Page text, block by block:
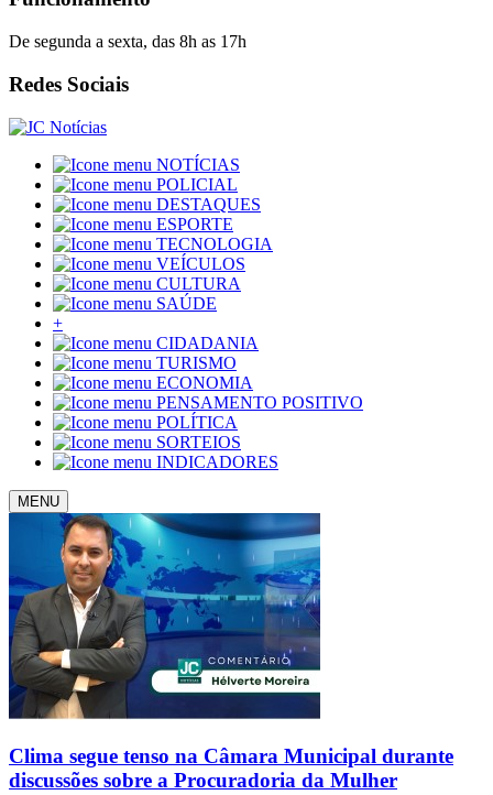
De segunda a sexta, das 8h as 17h
Redes Sociais
NOTÍCIAS
POLICIAL
DESTAQUES
ESPORTE
TECNOLOGIA
VEÍCULOS
CULTURA
SAÚDE
+
CIDADANIA
TURISMO
ECONOMIA
PENSAMENTO POSITIVO
POLÍTICA
SORTEIOS
INDICADORES
MENU
Clima segue tenso na Câmara Municipal durante
discussões sobre a Procuradoria da Mulher